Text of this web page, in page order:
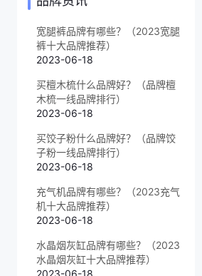
宽腿裤品牌有哪些？（2023宽腿
裤十大品牌推荐）
2023-06-18
买檀木梳什么品牌好？（品牌檀
木梳一线品牌排行）
2023-06-18
买饺子粉什么品牌好？（品牌饺
子粉一线品牌排行）
2023-06-18
充气机品牌有哪些？（2023充气
机十大品牌推荐）
2023-06-18
水晶烟灰缸品牌有哪些？（2023
水晶烟灰缸十大品牌推荐）
2023-06-18